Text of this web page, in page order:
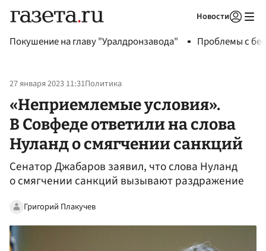
Новости
Покушение на главу "Уралдронзавода" Проблемы с
27 января 2023 11:31Политика
«Неприемлемые условия».
В Совфеде ответили на слова
Нуланд о смягчении санкций
Сенатор Джабаров заявил, что слова Нуланд
о смягчении санкций вызывают раздражение
Григорий Плакучев